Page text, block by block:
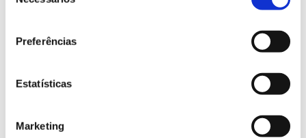
Preferências
Estatísticas
Marketing
favorecem a infiltração da água no solo, o que ajuda
a reduzir a quantidade que escorre à superfície e as
as raízes das plantas e árvores se fixem no solo e
possam chegar às camadas mais profundas, onde
fundamental no contexto dos efeitos das alterações